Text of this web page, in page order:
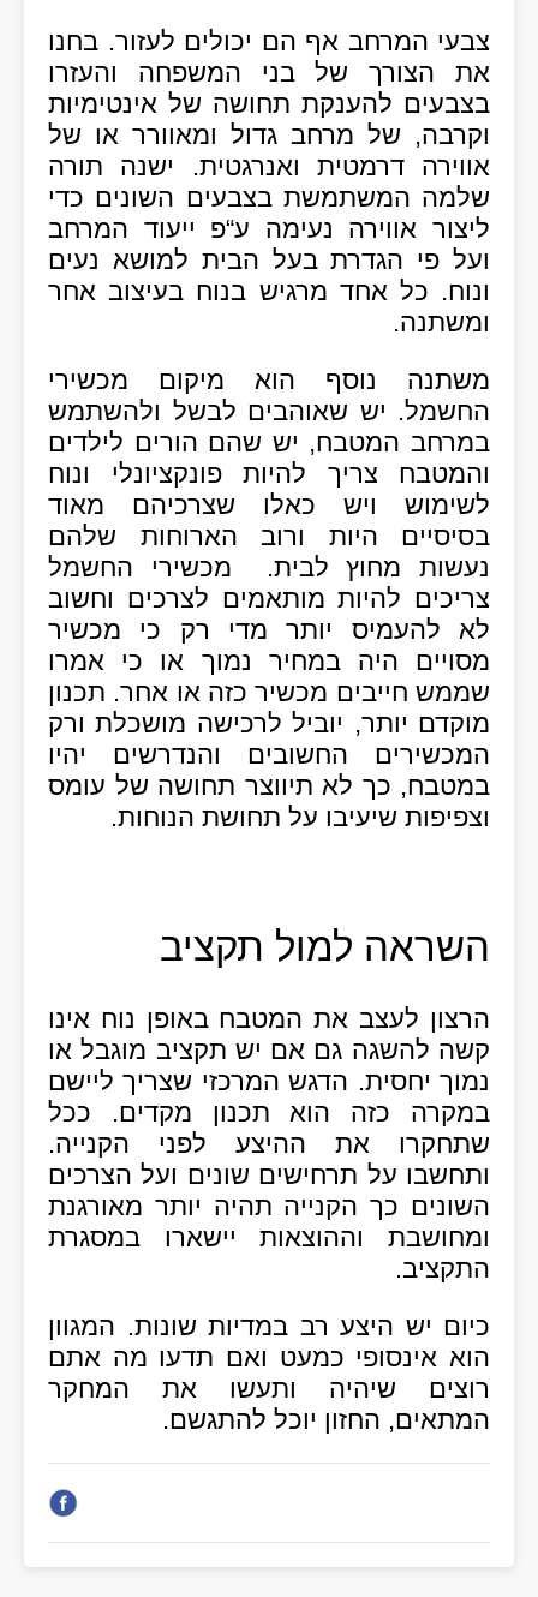
צבעי המרחב אף הם יכולים לעזור. בחנו
את הצורך של בני המשפחה והעזרו
בצבעים להענקת תחושה של אינטימיות
וקרבה, של מרחב גדול ומאוורר או של
אווירה דרמטית ואנרגטית. ישנה תורה
שלמה המשתמשת בצבעים השונים כדי
ליצור אווירה נעימה ע“פ ייעוד המרחב
ועל פי הגדרת בעל הבית למושא נעים
ונוח. כל אחד מרגיש בנוח בעיצוב אחר
ומשתנה.
משתנה נוסף הוא מיקום מכשירי
החשמל. יש שאוהבים לבשל ולהשתמש
במרחב המטבח, יש שהם הורים לילדים
והמטבח צריך להיות פונקציונלי ונוח
לשימוש ויש כאלו שצרכיהם מאוד
בסיסיים היות ורוב הארוחות שלהם
נעשות מחוץ לבית. מכשירי החשמל
צריכים להיות מותאמים לצרכים וחשוב
לא להעמיס יותר מדי רק כי מכשיר
מסויים היה במחיר נמוך או כי אמרו
שממש חייבים מכשיר כזה או אחר. תכנון
מוקדם יותר, יוביל לרכישה מושכלת ורק
המכשירים החשובים והנדרשים יהיו
במטבח, כך לא תיווצר תחושה של עומס
וצפיפות שיעיבו על תחושת הנוחות.
השראה למול תקציב
הרצון לעצב את המטבח באופן נוח אינו
קשה להשגה גם אם יש תקציב מוגבל או
נמוך יחסית. הדגש המרכזי שצריך ליישם
במקרה כזה הוא תכנון מקדים. ככל
שתחקרו את ההיצע לפני הקנייה.
ותחשבו על תרחישים שונים ועל הצרכים
השונים כך הקנייה תהיה יותר מאורגנת
ומחושבת וההוצאות יישארו במסגרת
התקציב.
כיום יש היצע רב במדיות שונות. המגוון
הוא אינסופי כמעט ואם תדעו מה אתם
רוצים שיהיה ותעשו את המחקר
המתאים, החזון יוכל להתגשם.